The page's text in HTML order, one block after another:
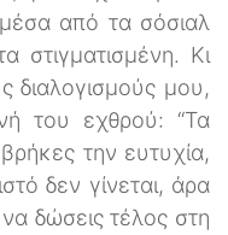
από τα σόσιαλ
στιγματισμένη. Κι
διαλογισμούς μου,
του εχθρού: “Τα
την ευτυχία,
δεν γίνεται, άρα
δώσεις τέλος στη